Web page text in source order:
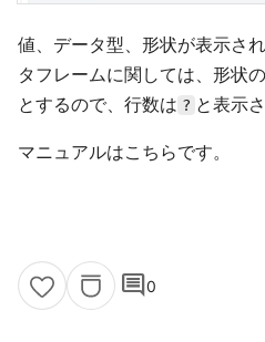
値、データ型、形状が表示さ
タフレームに関しては、形状
とするので、行数は ? と表示
マニュアルはこちらです。
comment0